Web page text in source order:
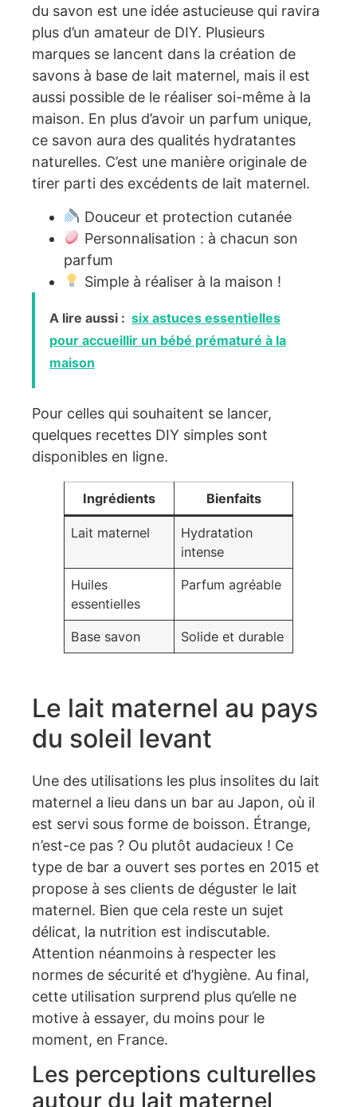
du savon est une idée astucieuse qui ravira
plus d’un amateur de DIY. Plusieurs
marques se lancent dans la création de
savons à base de lait maternel, mais il est
aussi possible de le réaliser soi-même à la
maison. En plus d’avoir un parfum unique,
ce savon aura des qualités hydratantes
naturelles. C’est une manière originale de
tirer parti des excédents de lait maternel.
Douceur et protection cutanée
Personnalisation : à chacun son
parfum
Simple à réaliser à la maison !
A lire aussi : six astuces essentielles
pour accueillir un bébé prématuré à la
maison
Pour celles qui souhaitent se lancer,
quelques recettes DIY simples sont
disponibles en ligne.
Ingrédients Bienfaits
Lait maternel
Hydratation
intense
Huiles
essentielles
Parfum agréable
Base savon Solide et durable
Le lait maternel au pays
du soleil levant
Une des utilisations les plus insolites du lait
maternel a lieu dans un bar au Japon, où il
est servi sous forme de boisson. Étrange,
n’est-ce pas ? Ou plutôt audacieux ! Ce
type de bar a ouvert ses portes en 2015 et
propose à ses clients de déguster le lait
maternel. Bien que cela reste un sujet
délicat, la nutrition est indiscutable.
Attention néanmoins à respecter les
normes de sécurité et d’hygiène. Au final,
cette utilisation surprend plus qu’elle ne
motive à essayer, du moins pour le
moment, en France.
Les perceptions culturelles
autour du lait maternel